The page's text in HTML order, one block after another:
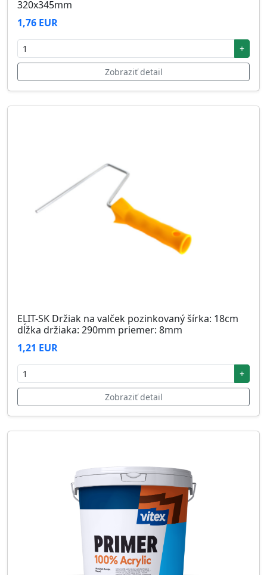
320x345mm
1,76 EUR
+
Zobraziť detail
ELIT-SK Držiak na valček pozinkovaný šírka: 18cm
dĺžka držiaka: 290mm priemer: 8mm
1,21 EUR
+
Zobraziť detail